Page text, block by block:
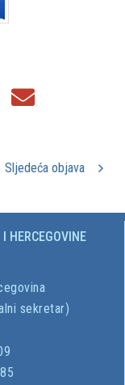
Sljedeća objava
HERCEGOVINE
sekretar)